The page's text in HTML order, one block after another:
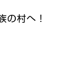
の村へ！